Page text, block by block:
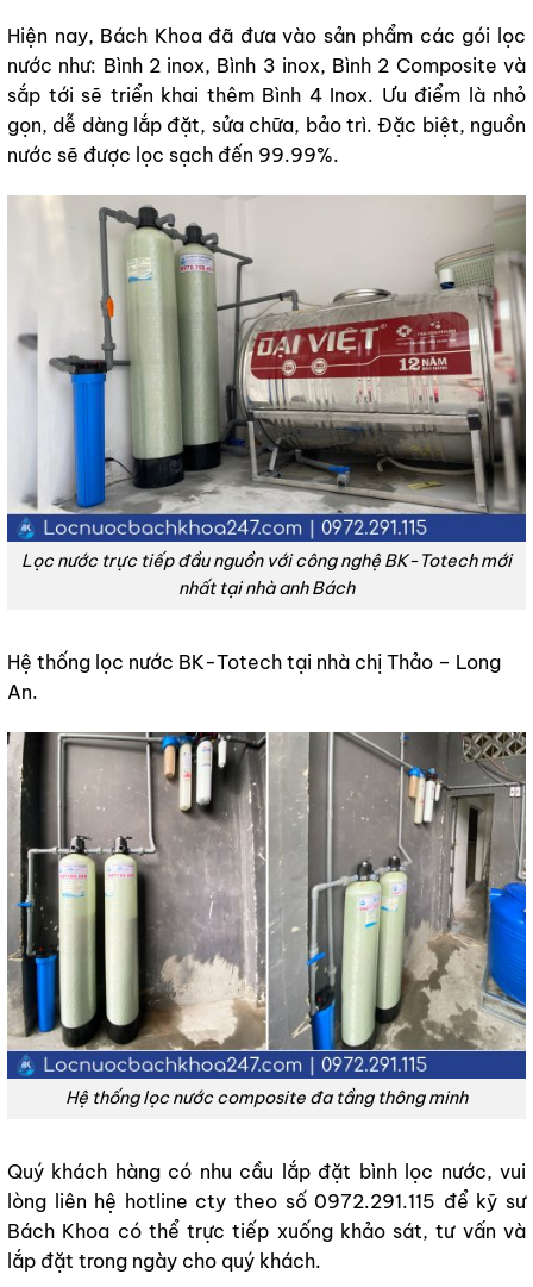
Hiện nay, Bách Khoa đã đưa vào sản phẩm các gói lọc
nước như: Bình 2 inox, Bình 3 inox, Bình 2 Composite và
sắp tới sẽ triển khai thêm Bình 4 Inox. Ưu điểm là nhỏ
gọn, dễ dàng lắp đặt, sửa chữa, bảo trì. Đặc biệt, nguồn
nước sẽ được lọc sạch đến 99.99%.
Lọc nước trực tiếp đầu nguồn với công nghệ BK-Totech mới
nhất tại nhà anh Bách
Hệ thống lọc nước BK-Totech tại nhà chị Thảo – Long
An.
Hệ thống lọc nước composite đa tầng thông minh
Quý khách hàng có nhu cầu lắp đặt bình lọc nước, vui
lòng liên hệ hotline cty theo số 0972.291.115 để kỹ sư
Bách Khoa có thể trực tiếp xuống khảo sát, tư vấn và
lắp đặt trong ngày cho quý khách.